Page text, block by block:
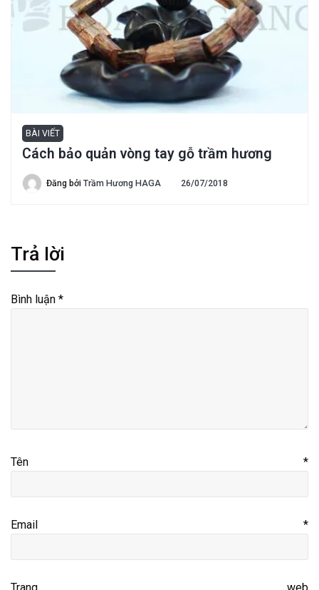
BÀI VIẾT
Cách bảo quản vòng tay gỗ trầm hương
Đăng bởi Trầm Hương HAGA 26/07/2018
Trả lời
Bình luận *
Tên *
Email *